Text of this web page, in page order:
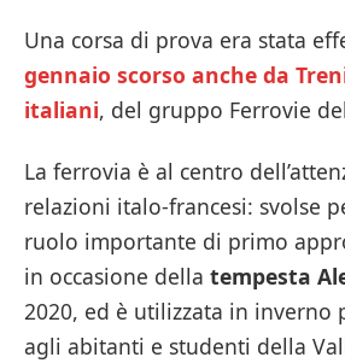
Una corsa di prova era stata
gennaio scorso anche da
italiani, del gruppo Ferrovie
La ferrovia è al centro
relazioni italo-francesi: svolse
ruolo importante di primo
in occasione della tempesta
2020, ed è utilizzata in inverno
agli abitanti e studenti della